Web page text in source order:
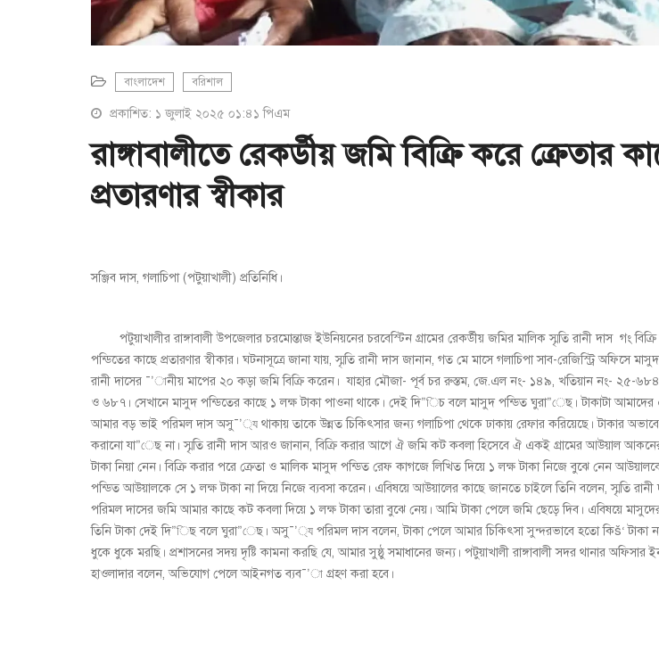
বাংলাদেশ বরিশাল
প্রকাশিত: ১ জুলাই ২০২৫ ০১:৪১ পিএম
রাঙ্গাবালীতে রেকর্ডীয় জমি বিক্রি করে ক্রেতার
প্রতারণার স্বীকার
সঞ্জিব দাস, গলাচিপা (পটুয়াখালী) প্রতিনিধি।
পটুয়াখালীর রাঙ্গাবালী উপজেলার চরমোন্তাজ ইউনিয়নের চরবেস্টিন গ্রামের রেকর্ডীয় জমির মালিক স্মৃতি রানী দাস গং
পন্ডিতের কাছে প্রতারণার স্বীকার। ঘটনাসূত্রে জানা যায়, স্মৃতি রানী দাস জানান, গত মে মাসে গলাচিপা সাব-রেজিস্ট্রি অফিসে
রানী দাসের ¯’ানীয় মাপের ২০ কড়া জমি বিক্রি করেন। যাহার মৌজা- পূর্ব চর রুস্তম, জে.এল নং- ১৪৯, খতিয়ান নং- ২৫-
ও ৬৮৭। সেখানে মাসুদ পন্ডিতের কাছে ১ লক্ষ টাকা পাওনা থাকে। দেই দি”িচ বলে মাসুদ পন্ডিত ঘুরা”েছ। টাকাটা
আমার বড় ভাই পরিমল দাস অসু¯’্য থাকায় তাকে উন্নত চিকিৎসার জন্য গলাচিপা থেকে ঢাকায় রেফার করিয়েছে। টাকার
করানো যা”েছ না। স্মৃতি রানী দাস আরও জানান, বিক্রি করার আগে ঐ জমি কট কবলা হিসেবে ঐ একই গ্রামের আউয়াল
টাকা নিয়া নেন। বিক্রি করার পরে ক্রেতা ও মালিক মাসুদ পন্ডিত রেফ কাগজে লিখিত দিয়ে ১ লক্ষ টাকা নিজে বুঝে নেন
পন্ডিত আউয়ালকে সে ১ লক্ষ টাকা না দিয়ে নিজে ব্যবসা করেন। এবিষয়ে আউয়ালের কাছে জানতে চাইলে তিনি বলেন, স্মৃতি
পরিমল দাসের জমি আমার কাছে কট কবলা দিয়ে ১ লক্ষ টাকা তারা বুঝে নেয়। আমি টাকা পেলে জমি ছেড়ে দিব। এবিষয়ে
তিনি টাকা দেই দি”িছ বলে ঘুরা”েছ। অসু¯’্য পরিমল দাস বলেন, টাকা পেলে আমার চিকিৎসা সুন্দরভাবে হতো কিš‘ টাকা
ধুকে ধুকে মরছি। প্রশাসনের সদয় দৃষ্টি কামনা করছি যে, আমার সুষ্ঠু সমাধানের জন্য। পটুয়াখালী রাঙ্গাবালী সদর থানার অফিসার
হাওলাদার বলেন, অভিযোগ পেলে আইনগত ব্যব¯’া গ্রহণ করা হবে।